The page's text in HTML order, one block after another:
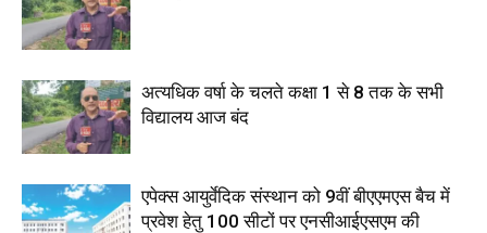
अत्यधिक वर्षा के चलते कक्षा 1 से 8 तक के सभी
विद्यालय आज बंद
एपेक्स आयुर्वेदिक संस्थान को 9वीं बीएएमएस बैच में
प्रवेश हेतु 100 सीटों पर एनसीआईएसएम की